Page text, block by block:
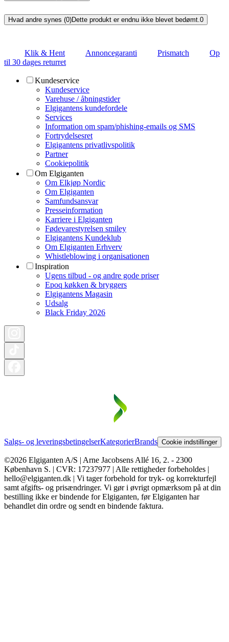
Hvad andre synes (0)Dette produkt er endnu ikke blevet bedømt. 0
Klik & Hent Annoncegaranti Prismatch
Op
til 30 dages returret
Kundeservice
Kundeservice
Varehuse / åbningstider
Elgigantens kundefordele
Services
Information om spam/phishing-emails og SMS
Fortrydelsesret
Elgigantens privatlivspolitik
Partner
Cookiepolitik
Om Elgiganten
Om Elkjøp Nordic
Om Elgiganten
Samfundsansvar
Presseinformation
Karriere i Elgiganten
Fødevarestyrelsen smiley
Elgigantens Kundeklub
Om Elgiganten Erhverv
Whistleblowing i organisationen
Inspiration
Ugens tilbud - og andre gode priser
Epoq køkken & bryggers
Elgigantens Magasin
Udsalg
Black Friday 2026
Salgs- og leveringsbetingelserKategorierBrands Cookie indstillinger
©2026 Elgiganten A/S | Arne Jacobsens Allé 16, 2. - 2300
København S. | CVR: 17237977 | Alle rettigheder forbeholdes |
hello@elgiganten.dk | Vi tager forbehold for tryk- og korrekturfejl
samt afgifts- og prisændringer. Vi gør i øvrigt opmærksom på at din
bestilling ikke er bindende for Elgiganten, før Elgiganten har
behandlet din ordre og sendt en bindende faktura.